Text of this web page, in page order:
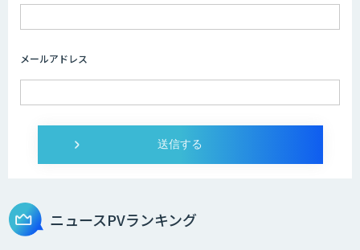
メールアドレス
ニュースPVランキング